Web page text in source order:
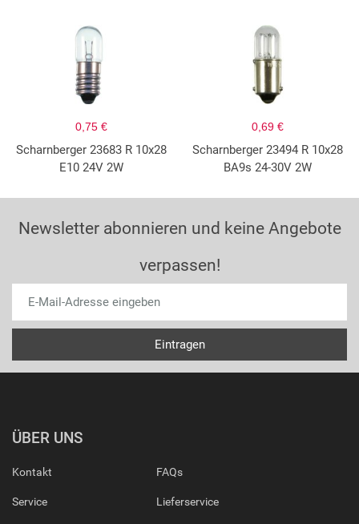
0,75 €
Scharnberger 23683 R 10x28
E10 24V 2W
0,69 €
Scharnberger 23494 R 10x28
BA9s 24-30V 2W
Newsletter abonnieren und keine Angebote
verpassen!
ÜBER UNS
Kontakt
Service
FAQs
Lieferservice